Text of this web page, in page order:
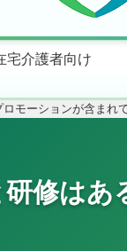
宅介護者向け
モーションが含まれて
修は